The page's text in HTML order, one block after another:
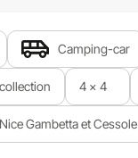
Camping-car
4 x 4
Gambetta et Cessole